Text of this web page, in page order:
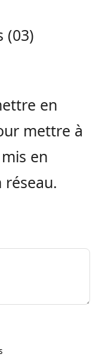
(03)
en
mettre à
en